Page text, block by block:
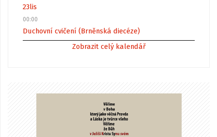
23lis
00:00
Duchovní cvičení (Brněnská diecéze)
Zobrazit celý kalendář